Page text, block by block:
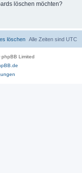
löschen möchten?
Alle Zeiten sind UTC
löschen
Limited